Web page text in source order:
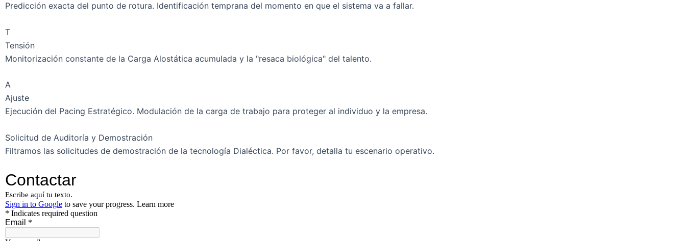
Predicción exacta del punto de rotura. Identificación temprana del momento en que el sistema va a fallar.
T
Tensión
Monitorización constante de la Carga Alostática acumulada y la "resaca biológica" del talento.
A
Ajuste
Ejecución del Pacing Estratégico. Modulación de la carga de trabajo para proteger al individuo y la empresa.
Solicitud de Auditoría y Demostración
Filtramos las solicitudes de demostración de la tecnología Dialéctica. Por favor, detalla tu escenario operativo.